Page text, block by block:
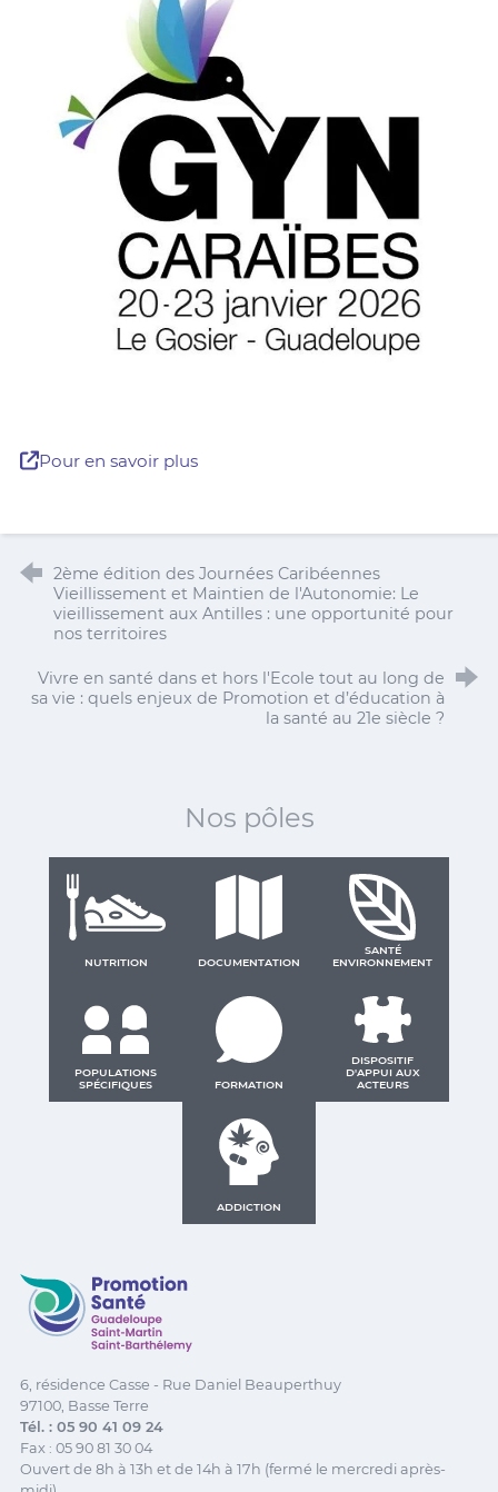
Pour en savoir plus
2ème édition des Journées Caribéennes
Vieillissement et Maintien de l'Autonomie: Le
vieillissement aux Antilles : une opportunité pour
nos territoires
Vivre en santé dans et hors l'Ecole tout au long de
sa vie : quels enjeux de Promotion et d’éducation à
la santé au 21e siècle ?
Nos pôles
NUTRITION DOCUMENTATION
SANTÉ
ENVIRONNEMENT
POPULATIONS
SPÉCIFIQUES
FORMATION
DISPOSITIF
D'APPUI AUX
ACTEURS
ADDICTION
Promotion Santé Guadeloupe, Saint-Martin, Saint
6, résidence Casse - Rue Daniel Beauperthuy
97100, Basse Terre
Tél. : 05 90 41 09 24
Fax : 05 90 81 30 04
Ouvert de 8h à 13h et de 14h à 17h (fermé le mercredi après-